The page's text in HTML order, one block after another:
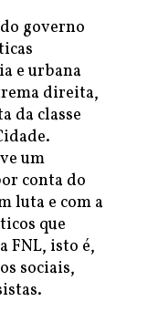
governo
e urbana
direita,
da classe
um
conta do
luta e com a
que
FNL, isto é,
sociais,